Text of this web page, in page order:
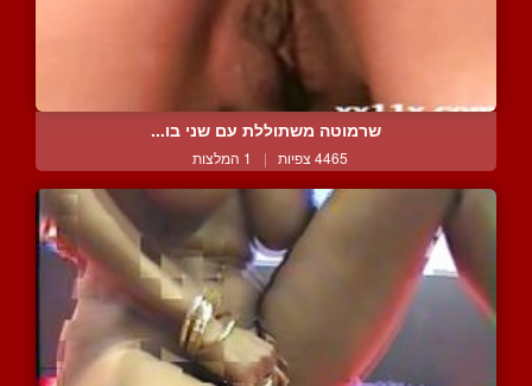
שרמוטה משתוללת עם שני בו...
4465 צפיות | 1 המלצות